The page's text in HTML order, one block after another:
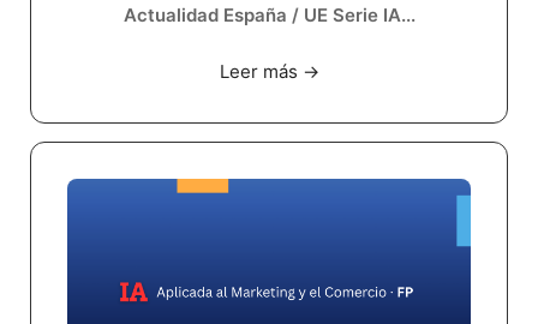
Actualidad España / UE Serie IA...
Leer más →